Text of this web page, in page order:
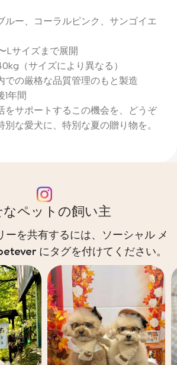
ルー、コーラルピンク、サンゴイエ
Lサイズまで展開
（サイズにより異なる）
での厳格な品質管理のもと製造
年間
をサポートするこの機会を、どうぞ
別な愛犬に、特別な夏の贈り物を。
なペットの飼い主
ーを共有するには、ソーシャル メ
にタグを付けてください。